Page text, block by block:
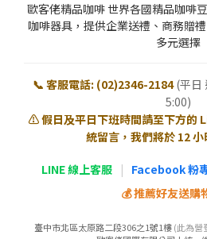
歐客佬精品咖啡 世界各國精品咖啡
咖啡器具，提供企業送禮、商務贈
多元選擇
📞 客服電話: (02)2346-2184 (平日
5:00)
⚠️ 假日及平日下班時間請至下方的
統留言，我們將於 12 小
LINE 線上客服 | Facebook 粉
💰 推薦好友送購
臺中市北區太原路二段306之1號1樓(此為營